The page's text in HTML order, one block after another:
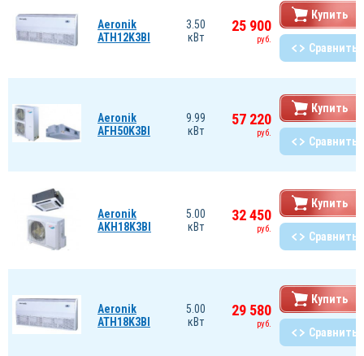
Aeronik
ATH12K3BI
3.50
кВт
25 900
руб.
Купить
Сравнить
Aeronik
AFH50K3BI
9.99
кВт
57 220
руб.
Купить
Сравнить
Aeronik
AKH18K3BI
5.00
кВт
32 450
руб.
Купить
Сравнить
Aeronik
ATH18K3BI
5.00
кВт
29 580
руб.
Купить
Сравнить